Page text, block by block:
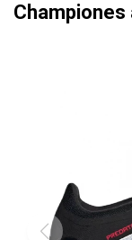
Championes